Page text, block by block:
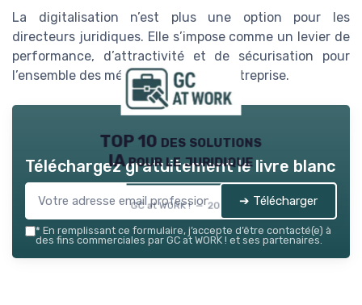
La digitalisation n’est plus une option pour les
directeurs juridiques. Elle s’impose comme un levier de
performance, d’attractivité et de sécurisation pour
l’ensemble des métiers du droit en entreprise.
TOP 10 des solutions
IA pour le juridique
GC at WORK ! — 2026
Téléchargez gratuitement le livre blanc
➔ Télécharger
* En remplissant ce formulaire, j’accepte d’être contacté(e) à
des fins commerciales par GC at WORK ! et ses partenaires.